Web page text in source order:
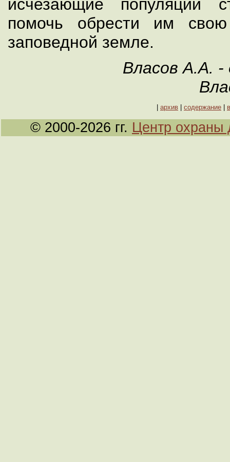
исчезающие популяции
помочь обрести им
заповедной земле.
Власов А.А.
архив содержание
© 2000-2026 гг. Центр охраны